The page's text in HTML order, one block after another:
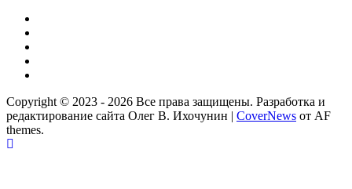
Copyright © 2023 - 2026 Все права защищены. Разработка и
редактирование сайта Олег В. Ихочунин | CoverNews от AF
themes.